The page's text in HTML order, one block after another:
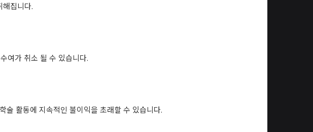
해집니다.
여가 취소 될 수 있습니다.
술 활동에 지속적인 불이익을 초래할 수 있습니다.